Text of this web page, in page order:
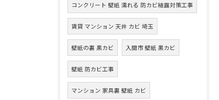
コンクリート 壁紙 濡れる 防カビ結露対策工事
賃貸 マンション 天井 カビ 埼玉
壁紙の裏 黒カビ 入間市 壁紙 黒カビ
壁紙 防カビ工事
マンション 家具裏 壁紙 カビ